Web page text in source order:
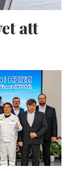
att